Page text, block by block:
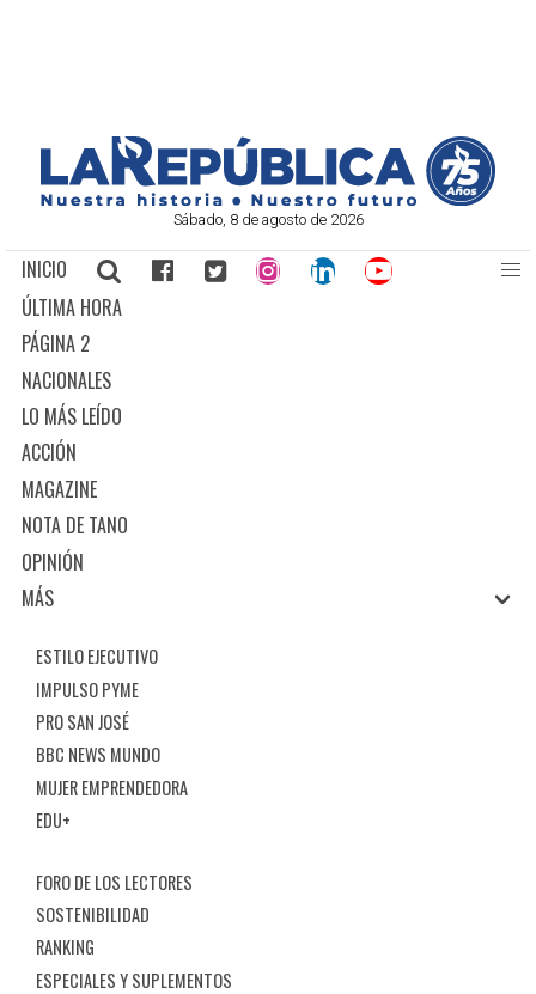
Sábado, 8 de agosto de 2026
INICIO
ÚLTIMA HORA
PÁGINA 2
NACIONALES
LO MÁS LEÍDO
ACCIÓN
MAGAZINE
NOTA DE TANO
OPINIÓN
MÁS
ESTILO EJECUTIVO
IMPULSO PYME
PRO SAN JOSÉ
BBC NEWS MUNDO
MUJER EMPRENDEDORA
EDU+
FORO DE LOS LECTORES
SOSTENIBILIDAD
RANKING
ESPECIALES Y SUPLEMENTOS